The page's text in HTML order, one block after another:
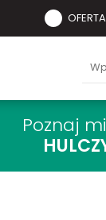
Poznaj